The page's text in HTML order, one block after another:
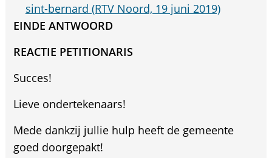
sint-bernard (RTV Noord, 19 juni 2019)
EINDE ANTWOORD
REACTIE PETITIONARIS
Succes!
Lieve ondertekenaars!
Mede dankzij jullie hulp heeft de gemeente
goed doorgepakt!